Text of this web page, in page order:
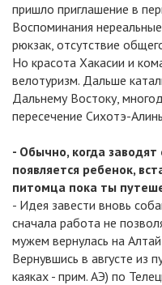
пришло приглашение в
Воспоминания
рюкзак, отсутствие
Но красота Хакасии и
велотуризм. Дальше
Дальнему Востоку,
пересечение Сихотэ-
- Обычно, когда заводят
появляется ребенок,
питомца пока ты
- Идея завести вновь
сначала работа не
мужем вернулась на
Вернувшись в августе из
каяках - прим. АЭ) по